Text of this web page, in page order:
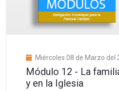
Miércoles 08 de Marzo del
Módulo 12 - La
y en la Iglesia